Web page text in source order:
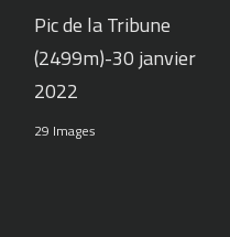
Pic de la Tribune
(2499m)-30 janvier
2022
29 Images